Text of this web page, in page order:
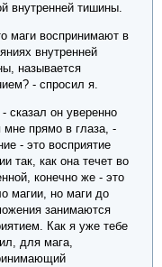
внутренней тишины.
маги воспринимают в
внутренней
называется
- спросил я.
сказал он уверенно
мне прямо в глаза, -
- это восприятие
так, как она течет во
конечно же - это
магии, но маги до
занимаются
Как я уже тебе
для мага,